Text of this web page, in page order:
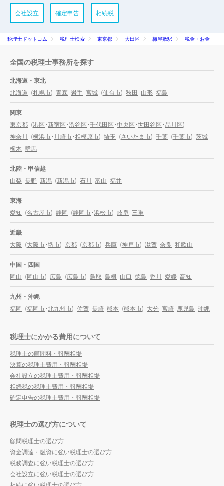
会社設立 確定申告 相続税
税理士ドットコム 税理士検索 東京都 大田区 梅屋敷駅 税金・お金
全国の税理士事務所を探す
北海道・東北
北海道 (札幌市) 青森 岩手 宮城 (仙台市) 秋田 山形 福島
関東
東京都 (港区・新宿区・渋谷区・千代田区・中央区・世田谷区・品川区)
神奈川
(横浜市・川崎市・相模原市) 埼玉 (さいたま市) 千葉 (千葉市) 茨城
栃木 群馬
北陸・甲信越
山梨 長野 新潟 (新潟市) 石川 富山 福井
東海
愛知 (名古屋市) 静岡 (静岡市・浜松市) 岐阜 三重
近畿
大阪 (大阪市・堺市) 京都 (京都市) 兵庫 (神戸市) 滋賀 奈良 和歌山
中国・四国
岡山 (岡山市) 広島 (広島市) 鳥取 島根 山口 徳島 香川 愛媛 高知
九州・沖縄
福岡 (福岡市・北九州市) 佐賀 長崎 熊本 (熊本市) 大分 宮崎 鹿児島 沖縄
税理士にかかる費用について
税理士の顧問料・報酬相場
決算の税理士費用・報酬相場
会社設立の税理士費用・報酬相場
相続税の税理士費用・報酬相場
確定申告の税理士費用・報酬相場
税理士の選び方について
顧問税理士の選び方
資金調達・融資に強い税理士の選び方
税務調査に強い税理士の選び方
会社設立に強い税理士の選び方